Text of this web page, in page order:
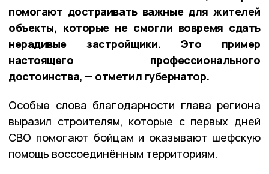
помогают достраивать важные для жителей
объекты, которые не смогли вовремя сдать
нерадивые застройщики. Это пример
настоящего профессионального
достоинства, — отметил губернатор.
Особые слова благодарности глава региона
выразил строителям, которые с первых дней
СВО помогают бойцам и оказывают шефскую
помощь воссоединённым территориям.